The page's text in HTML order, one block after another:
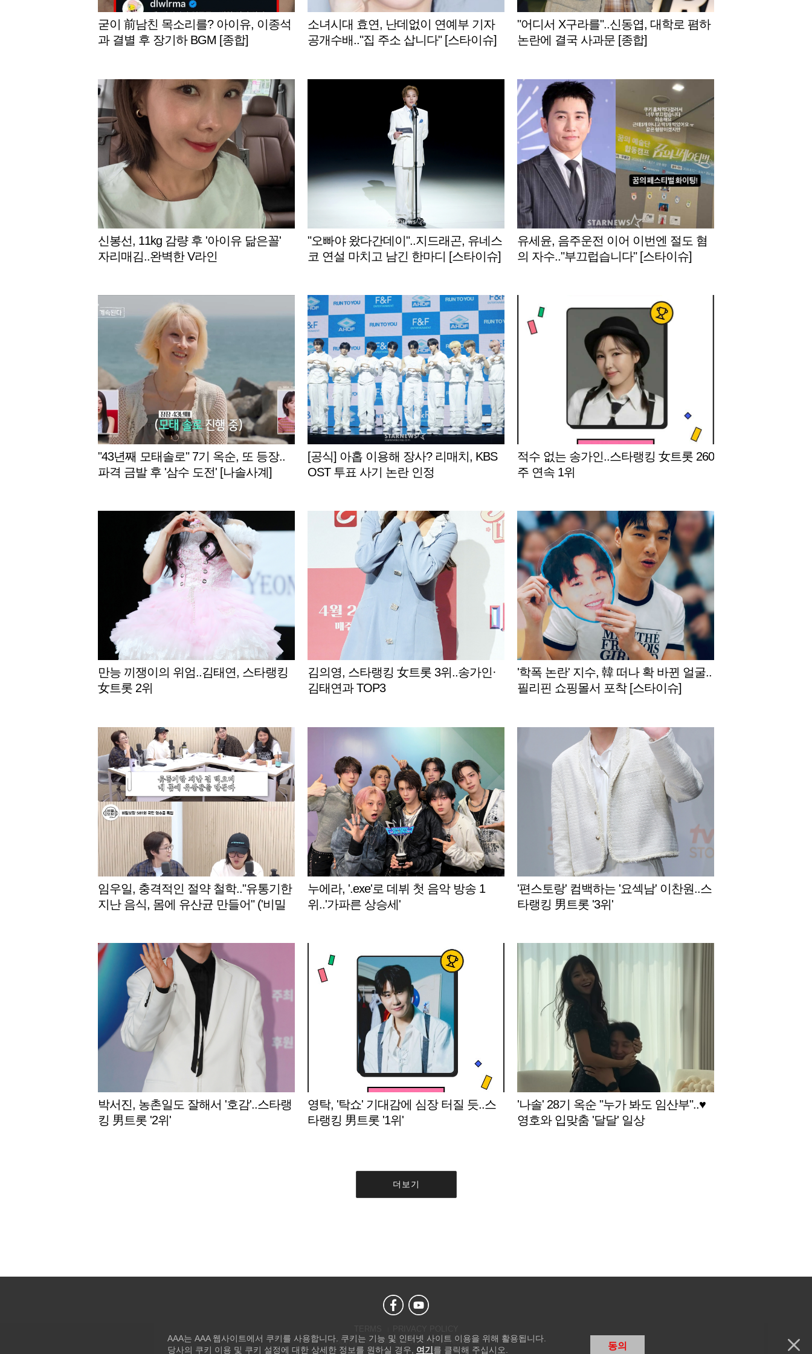
굳이 前남친 목소리를? 아이유, 이종석
과 결별 후 장기하 BGM [종합]
소녀시대 효연, 난데없이 연예부 기자
공개수배.."집 주소 삽니다" [스타이슈]
"어디서 X구라를"..신동엽, 대학로 폄하
논란에 결국 사과문 [종합]
신봉선, 11kg 감량 후 '아이유 닮은꼴'
자리매김..완벽한 V라인
"오빠야 왔다간데이"..지드래곤, 유네스
코 연설 마치고 남긴 한마디 [스타이슈]
유세윤, 음주운전 이어 이번엔 절도 혐
의 자수.."부끄럽습니다" [스타이슈]
"43년째 모태솔로" 7기 옥순, 또 등장..
파격 금발 후 '삼수 도전' [나솔사계]
[공식] 아홉 이용해 장사? 리매치, KBS
OST 투표 사기 논란 인정
적수 없는 송가인..스타랭킹 女트롯 260
주 연속 1위
만능 끼쟁이의 위엄..김태연, 스타랭킹
女트롯 2위
김의영, 스타랭킹 女트롯 3위..송가인·
김태연과 TOP3
'학폭 논란' 지수, 韓 떠나 확 바뀐 얼굴..
필리핀 쇼핑몰서 포착 [스타이슈]
임우일, 충격적인 절약 철학.."유통기한
지난 음식, 몸에 유산균 만들어" ('비밀
누에라, '.exe'로 데뷔 첫 음악 방송 1
위..'가파른 상승세'
'편스토랑' 컴백하는 '요섹남' 이찬원..스
타랭킹 男트롯 '3위'
박서진, 농촌일도 잘해서 '호감'..스타랭
킹 男트롯 '2위'
영탁, '탁쇼' 기대감에 심장 터질 듯..스
타랭킹 男트롯 '1위'
'나솔' 28기 옥순 "누가 봐도 임산부"..♥
영호와 입맞춤 '달달' 일상
더보기
Copyright © STARNEWS All right reserved.
AAA는 AAA 웹사이트에서 쿠키를 사용합니다. 쿠키는 기능 및 인터넷 사이트 이용을 위해 활용됩니다.
당사의 쿠키 이용 및 쿠키 설정에 대한 상세한 정보를 원하실 경우, 여기 를 클릭해 주십시오. 동의